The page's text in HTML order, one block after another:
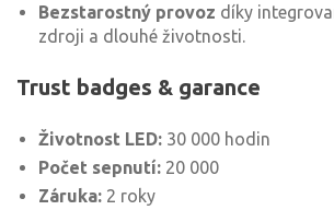
Bezstarostný provoz díky
zdroji a dlouhé životnosti.
Trust badges & garance
Životnost LED: 30 000 hodin
Počet sepnutí: 20 000
Záruka: 2 roky